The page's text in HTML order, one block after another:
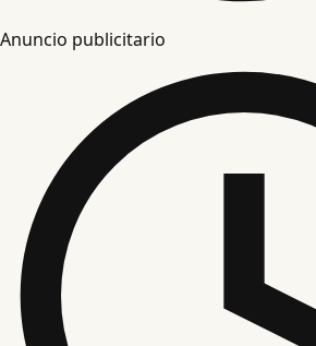
Anuncio publicitario